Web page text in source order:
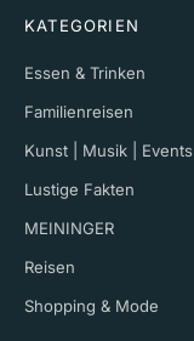
KATEGORIEN
Essen & Trinken
Familienreisen
Kunst | Musik | Events
Lustige Fakten
MEININGER
Reisen
Shopping & Mode